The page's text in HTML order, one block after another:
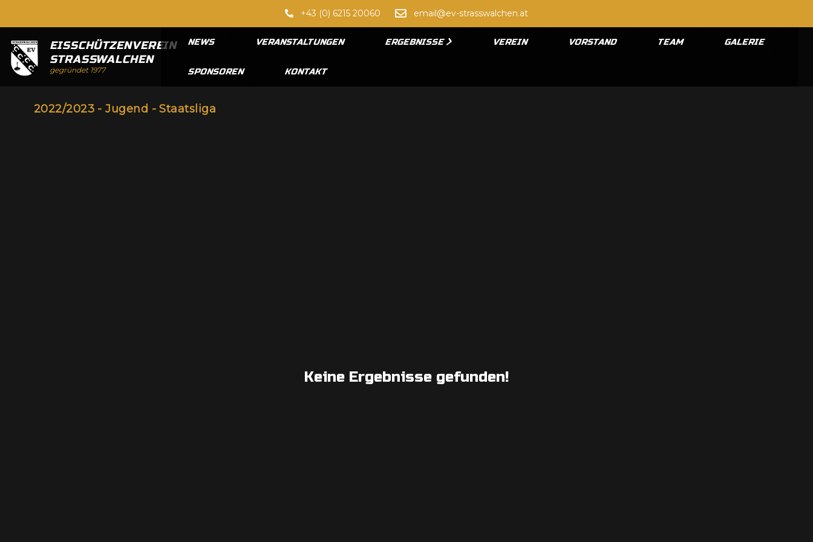
+43 (0) 6215 20060 email@ev-strasswalchen.at
EISSCHÜTZENVEREIN
STRASSWALCHEN
gegründet 1977
NEWS VERANSTALTUNGEN ERGEBNISSE VEREIN VORSTAND TEAM GALERIE
SPONSOREN KONTAKT
2022/2023 - Jugend - Staatsliga
Keine Ergebnisse gefunden!